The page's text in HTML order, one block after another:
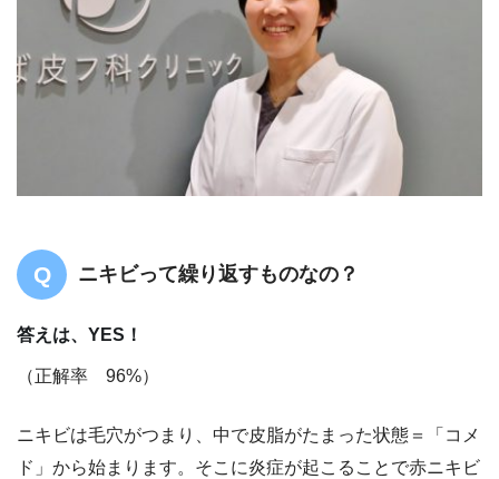
ニキビって繰り返すものなの？
答えは、YES！
（正解率 96%）
ニキビは毛穴がつまり、中で皮脂がたまった状態＝「コメ
ド」から始まります。そこに炎症が起こることで赤ニキビ